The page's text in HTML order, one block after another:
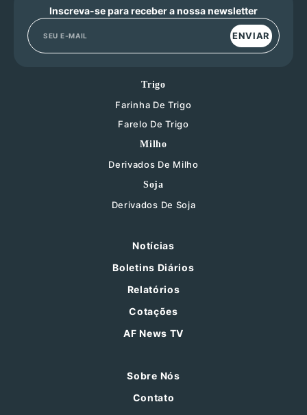
Inscreva-se para receber a nossa newsletter
ENVIAR
Trigo
Farinha De Trigo
Farelo De Trigo
Milho
Derivados De Milho
Soja
Derivados De Soja
Notícias
Boletins Diários
Relatórios
Cotações
AF News TV
Sobre Nós
Contato